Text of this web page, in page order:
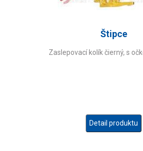
Štipce
Zaslepovací kolík čierný, s
Detail produktu